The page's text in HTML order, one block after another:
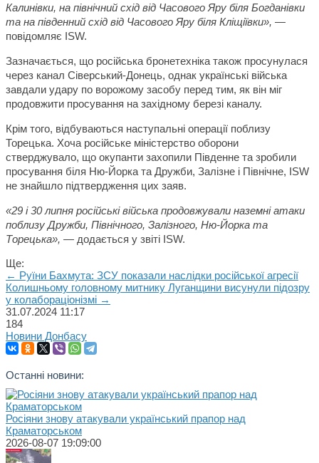
Калинівки, на північний схід від Часового Яру біля Богданівки
та на південний схід від Часового Яру біля Кліщіївки», —
повідомляє ISW.
Зазначається, що російська бронетехніка також просунулася
через канал Сіверський-Донець, однак українські війська
завдали удару по ворожому засобу перед тим, як він міг
продовжити просування на західному березі каналу.
Крім того, відбуваються наступальні операції поблизу
Торецька. Хоча російське міністерство оборони
стверджувало, що окупанти захопили Південне та зробили
просування біля Ню-Йорка та Дружби, Залізне і Північне, ISW
не знайшло підтвердження цих заяв.
«29 і 30 липня російські війська продовжували наземні атаки
поблизу Дружби, Північного, Залізного, Ню-Йорка та
Торецька», — додається у звіті ISW.
Ще:
← Руїни Бахмута: ЗСУ показали наслідки російської агресії
Колишньому головному митнику Луганщини висунули підозру
у колабораціонізмі →
31.07.2024 11:17
184
Новини Донбасу
Останні новини:
Росіяни знову атакували український прапор над
Краматорськом
2026-08-07 19:09:00